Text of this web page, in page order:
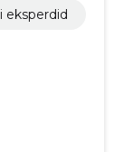
eksperdid